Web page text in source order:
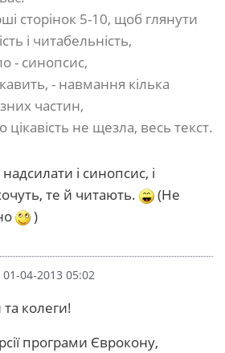
сторінок 5-10, щоб глянути
і читабельність,
- синопсис,
- навмання кілька
частин,
цікавість не щезла, весь текст.
і синопсис, і
те й читають.
(Не
)
01-04-2013 05:02
колеги!
програми Єврокону,